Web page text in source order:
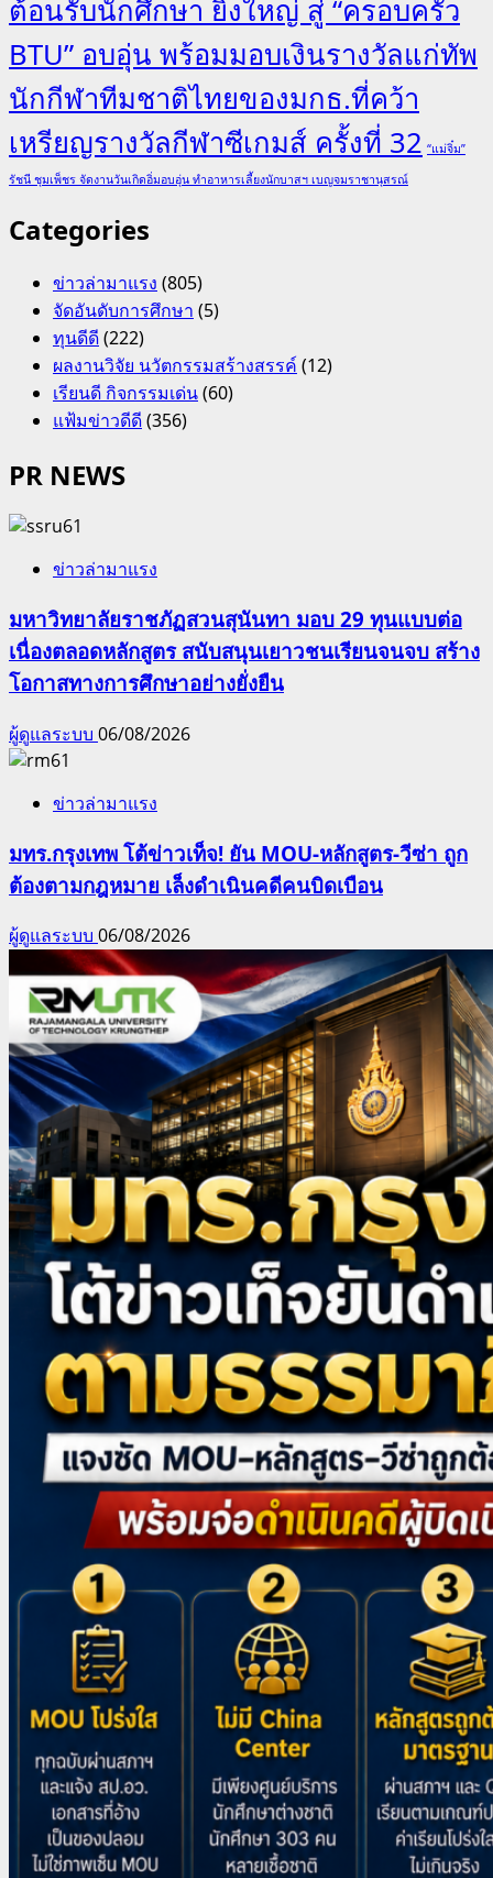
ต้อนรับนักศึกษา ยิ่งใหญ่ สู่ “ครอบครัว
BTU” อบอุ่น พร้อมมอบเงินรางวัลแก่ทัพ
นักกีฬาทีมชาติไทยของมกธ.ที่คว้า
เหรียญรางวัลกีฬาซีเกมส์ ครั้งที่ 32 “แม่จิ๋ม”
รัชนี ชุมเพ็ชร จัดงานวันเกิดอิ่มอบอุ่น ทำอาหารเลี้ยงนักบาสฯ เบญจมราชานุสรณ์
Categories
ข่าวล่ามาแรง (805)
จัดอันดับการศึกษา (5)
ทุนดีดี(222)
ผลงานวิจัย นวัตกรรมสร้างสรรค์(12)
เรียนดี กิจกรรมเด่น(60)
แฟ้มข่าวดีดี(356)
PR NEWS
ข่าวล่ามาแรง
มหาวิทยาลัยราชภัฏสวนสุนันทา มอบ 29 ทุนแบบต่อ
เนื่องตลอดหลักสูตร สนับสนุนเยาวชนเรียนจนจบ สร้าง
โอกาสทางการศึกษาอย่างยั่งยืน
ผู้ดูแลระบบ 06/08/2026
ข่าวล่ามาแรง
มทร.กรุงเทพ โต้ข่าวเท็จ! ยัน MOU-หลักสูตร-วีซ่า ถูก
ต้องตามกฎหมาย เล็งดำเนินคดีคนบิดเบือน
ผู้ดูแลระบบ 06/08/2026